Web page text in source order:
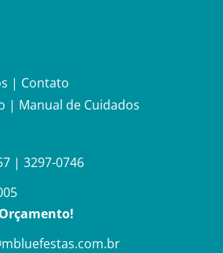
| Contato
| Manual de Cuidados
|3297-0746